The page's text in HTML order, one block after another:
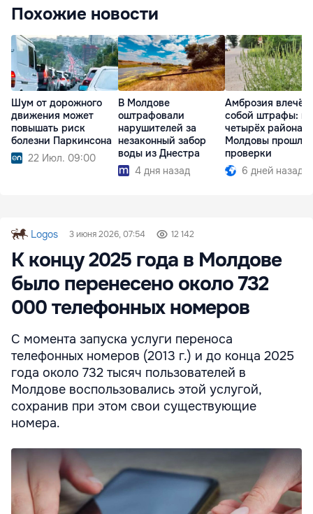
Похожие новости
Шум от дорожного
движения может
повышать риск
болезни Паркинсона
22 Июл. 09:00
В Молдове
оштрафовали
нарушителей за
незаконный забор
воды из Днестра
4 дня назад
Амброзия влечёт
собой штрафы: в
четырёх районах
Молдовы прошли
проверки
6 дней назад
Logos 3 июня 2026, 07:54 12 142
К концу 2025 года в Молдове
было перенесено около 732
000 телефонных номеров
С момента запуска услуги переноса
телефонных номеров (2013 г.) и до конца 2025
года около 732 тысяч пользователей в
Молдове воспользовались этой услугой,
сохранив при этом свои существующие
номера.